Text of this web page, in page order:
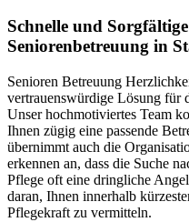
Schnelle und
Seniorenbetreuung in
Senioren Betreuung
vertrauenswürdige Lösung für
Unser hochmotiviertes Team
Ihnen zügig eine passende
übernimmt auch die
erkennen an, dass die Suche
Pflege oft eine dringliche
daran, Ihnen innerhalb
Pflegekraft zu vermitteln.